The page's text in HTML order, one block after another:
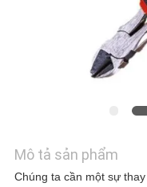
TÔI
Mô tả sản phẩm
Chúng ta cần một sự